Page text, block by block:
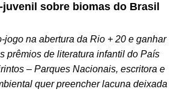
juvenil sobre biomas do Brasil
jogo na abertura da Rio + 20 e ganhar
prêmios de literatura infantil do País
– Parques Nacionais, escritora e
quer preencher lacuna deixada